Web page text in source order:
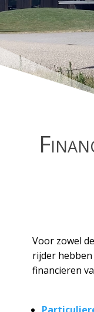
Voor zowel
rijder
financieren